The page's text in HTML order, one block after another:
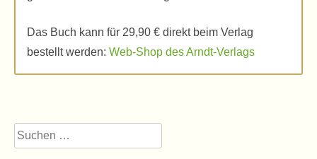
Das Buch kann für 29,90 € direkt beim Verlag
bestellt werden: Web-Shop des Arndt-Verlags
Suchen
nach: